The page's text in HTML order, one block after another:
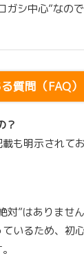
ガシ中心”なの
質問（FAQ）
？
も明示されて
対”はありませ
いるため、初